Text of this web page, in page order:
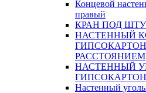
Концевой
правый
КРАН ПОД
НАСТЕННЫЙ
РАССТОЯНИЕМ
НАСТЕННЫЙ
Настенный